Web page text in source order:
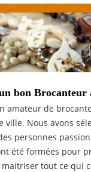
bon Brocanteur
amateur de
ville. Nous avons
personnes
été formées pour
tout ce qui